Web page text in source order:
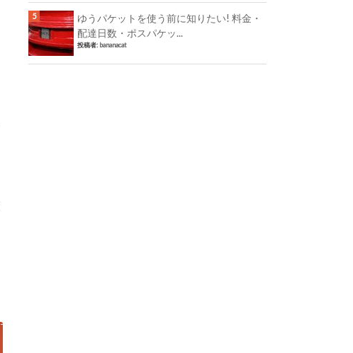
ゆうパケットを使う前に知りたい! 料金・
配達日数・ポスパケッ...
投稿者: bananacat